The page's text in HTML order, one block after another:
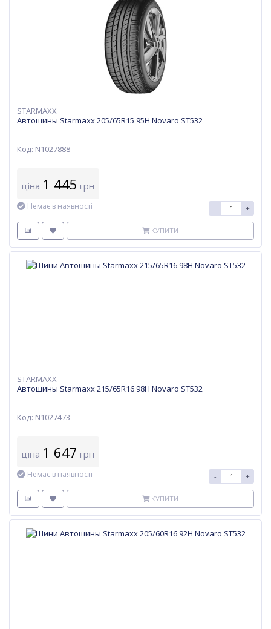
STARMAXX
Автошины Starmaxx 205/65R15 95H Novaro ST532
Код: N1027888
ціна 1 445 грн
Немає в наявності - +
КУПИТИ
STARMAXX
Автошины Starmaxx 215/65R16 98H Novaro ST532
Код: N1027473
ціна 1 647 грн
Немає в наявності - +
КУПИТИ